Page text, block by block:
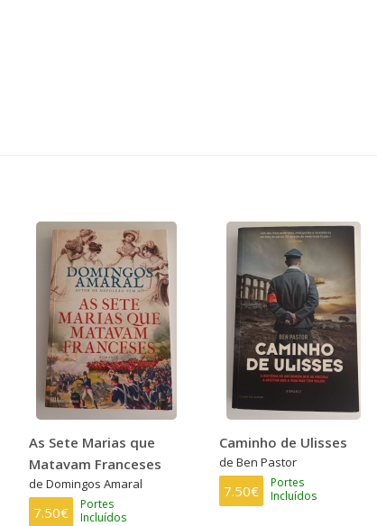
As Sete Marias que
Matavam Franceses
de Domingos Amaral
7.50€
Portes
Incluídos
Caminho de Ulisses
de Ben Pastor
7.50€
Portes
Incluídos